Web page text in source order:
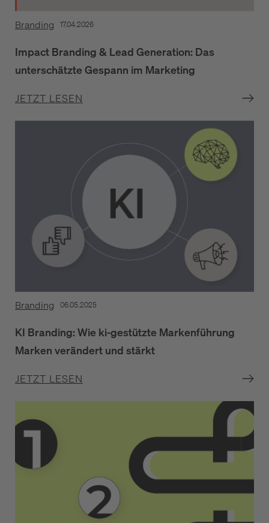
Branding 17.04.2026
Impact Branding & Lead Generation: Das
unterschätzte Gespann im Marketing
JETZT LESEN
Branding 06.05.2025
KI Branding: Wie ki-gestützte Markenführung
Marken verändert und stärkt
JETZT LESEN